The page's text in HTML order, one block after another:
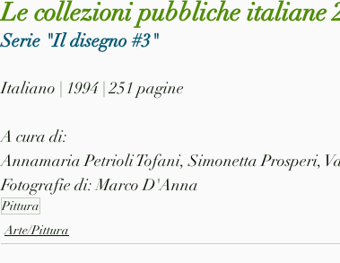
Le collezioni pubbliche italiane
Serie "Il disegno #3"
Italiano | 1994 | 251 pagine
A cura di:
Annamaria Petrioli Tofani, Simonetta Prosperi,
Fotografie di: Marco D'Anna
Pittura
Arte/Pittura